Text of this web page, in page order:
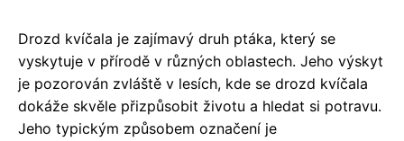
Drozd kvíčala je zajímavý druh ptáka, který se
vyskytuje v přírodě v různých oblastech. Jeho výskyt
je pozorován zvláště v lesích, kde se drozd kvíčala
dokáže skvěle přizpůsobit životu a hledat si potravu.
Jeho typickým způsobem označení je